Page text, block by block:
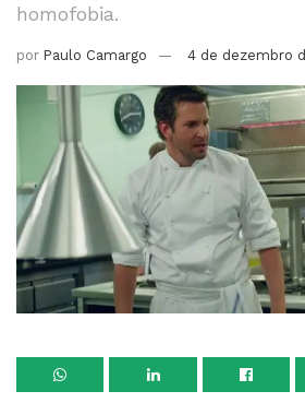
homofobia.
por Paulo Camargo 4 de dezembro